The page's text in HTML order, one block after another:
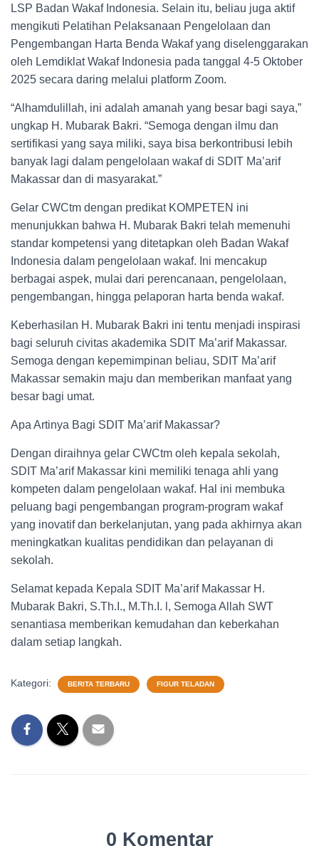
LSP Badan Wakaf Indonesia. Selain itu, beliau juga aktif
mengikuti Pelatihan Pelaksanaan Pengelolaan dan
Pengembangan Harta Benda Wakaf yang diselenggarakan
oleh Lemdiklat Wakaf Indonesia pada tanggal 4-5 Oktober
2025 secara daring melalui platform Zoom.
“Alhamdulillah, ini adalah amanah yang besar bagi saya,”
ungkap H. Mubarak Bakri. “Semoga dengan ilmu dan
sertifikasi yang saya miliki, saya bisa berkontribusi lebih
banyak lagi dalam pengelolaan wakaf di SDIT Ma’arif
Makassar dan di masyarakat.”
Gelar CWCtm dengan predikat KOMPETEN ini
menunjukkan bahwa H. Mubarak Bakri telah memenuhi
standar kompetensi yang ditetapkan oleh Badan Wakaf
Indonesia dalam pengelolaan wakaf. Ini mencakup
berbagai aspek, mulai dari perencanaan, pengelolaan,
pengembangan, hingga pelaporan harta benda wakaf.
Keberhasilan H. Mubarak Bakri ini tentu menjadi inspirasi
bagi seluruh civitas akademika SDIT Ma’arif Makassar.
Semoga dengan kepemimpinan beliau, SDIT Ma’arif
Makassar semakin maju dan memberikan manfaat yang
besar bagi umat.
Apa Artinya Bagi SDIT Ma’arif Makassar?
Dengan diraihnya gelar CWCtm oleh kepala sekolah,
SDIT Ma’arif Makassar kini memiliki tenaga ahli yang
kompeten dalam pengelolaan wakaf. Hal ini membuka
peluang bagi pengembangan program-program wakaf
yang inovatif dan berkelanjutan, yang pada akhirnya akan
meningkatkan kualitas pendidikan dan pelayanan di
sekolah.
Selamat kepada Kepala SDIT Ma’arif Makassar H.
Mubarak Bakri, S.Th.I., M.Th.I. l, Semoga Allah SWT
senantiasa memberikan kemudahan dan keberkahan
dalam setiap langkah.
Kategori: BERITA TERBARU FIGUR TELADAN
0 Komentar